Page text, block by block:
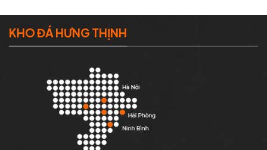
KHO ĐÁ HƯNG THỊNH